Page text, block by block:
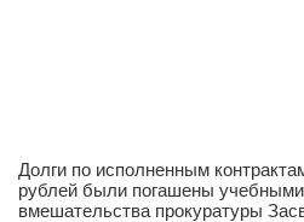
Долги по исполненным
рублей были погашены
вмешательства прокуратуры